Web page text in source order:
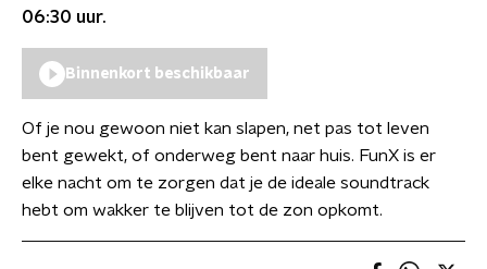
06:30 uur.
Binnenkort beschikbaar
Of je nou gewoon niet kan slapen, net pas tot leven
bent gewekt, of onderweg bent naar huis. FunX is er
elke nacht om te zorgen dat je de ideale soundtrack
hebt om wakker te blijven tot de zon opkomt.